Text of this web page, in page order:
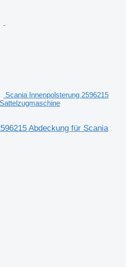
Scania Innenpolsterung 2596215
Abdeckung für Scania